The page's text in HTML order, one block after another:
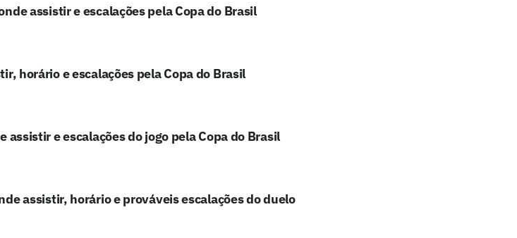
assistir e escalações pela Copa do Brasil
horário e escalações pela Copa do Brasil
assistir e escalações do jogo pela Copa do Brasil
assistir, horário e prováveis escalações do duelo